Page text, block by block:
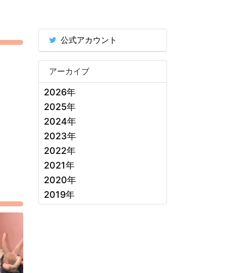
公式アカウント
アーカイブ
2026年
2025年
2024年
2023年
2022年
2021年
2020年
2019年